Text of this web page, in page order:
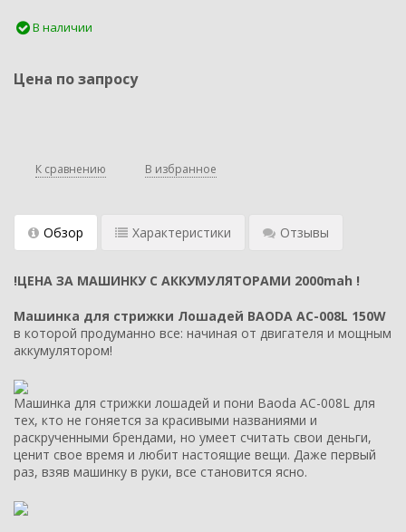
В наличии
Цена по запросу
К сравнению В избранное
Обзор Характеристики Отзывы
!ЦЕНА ЗА МАШИНКУ С АККУМУЛЯТОРАМИ 2000mah !
Машинка для стрижки Лошадей BAODA AС-008L 150W
в которой продуманно все: начиная от двигателя и мощным
аккумулятором!
Машинка для стрижки лошадей и пони Baoda AC-008L для
тех, кто не гоняется за красивыми названиями и
раскрученными брендами, но умеет считать свои деньги,
ценит свое время и любит настоящие вещи. Даже первый
раз, взяв машинку в руки, все становится ясно.